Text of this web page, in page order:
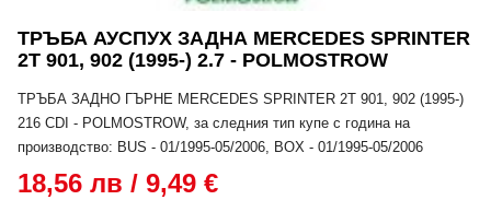
ТРЪБА АУСПУХ ЗАДНА MERCEDES SPRINTER
2T 901, 902 (1995-) 2.7 - POLMOSTROW
ТРЪБА ЗАДНО ГЪРНЕ MERCEDES SPRINTER 2T 901, 902 (1995-)
216 CDI - POLMOSTROW, за следния тип купе с година на
производство: BUS - 01/1995-05/2006, BOX - 01/1995-05/2006
18,56 лв / 9,49 €